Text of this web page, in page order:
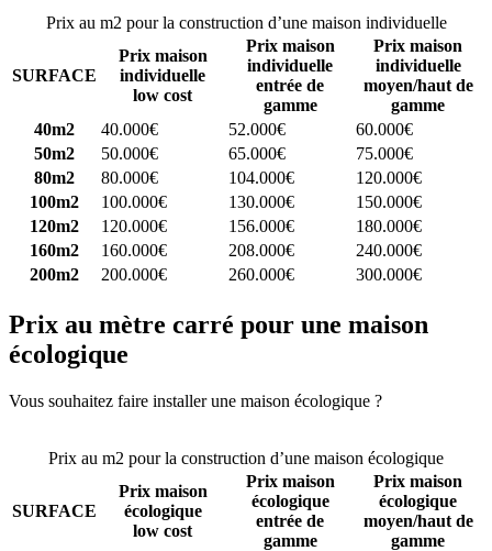
Prix au m2 pour la construction d’une maison individuelle
SURFACE
Prix maison
individuelle
low cost
Prix maison
individuelle
entrée de
gamme
Prix maison
individuelle
moyen/haut de
gamme
40m2
40.000€ 52.000€
60.000€
50m2
50.000€ 65.000€
75.000€
80m2
80.000€ 104.000€
120.000€
100m2
100.000€ 130.000€
150.000€
120m2
120.000€ 156.000€
180.000€
160m2
160.000€ 208.000€
240.000€
200m2
200.000€ 260.000€ 300.000€
Prix au mètre carré pour une maison
écologique
Vous souhaitez faire installer une maison écologique ?
Prix au m2 pour la construction d’une maison écologique
SURFACE
Prix maison
écologique
low cost
Prix maison
écologique
entrée de
gamme
Prix maison
écologique
moyen/haut de
gamme